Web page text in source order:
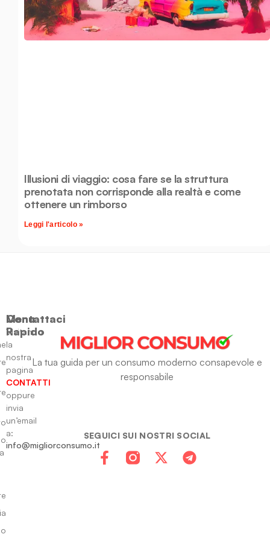
Illusioni di viaggio: cosa fare se la struttura
prenotata non corrisponde alla realtà e come
ottenere un rimborso
Leggi l'articolo »
La tua guida per un consumo moderno consapevole e
responsabile
SEGUICI SUI NOSTRI SOCIAL
Menu
Rapido
Contattaci
Visitando
la
nostra
pagina
CONTATTI
oppure
invia
un’email
a:
info@migliorconsumo.it